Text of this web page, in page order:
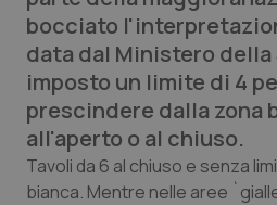
Abruzzo
Basilicata
Calabria
Campania
QS Pro Gold
Artrite & artrosi
Asma & BPCO
Car-T
QS Club Newsletter
bocciato
data dal Ministero della
imposto un limite di 4
prescindere dalla zona
all'aperto o al chiuso.
Tavoli da 6 al chiuso e senza
bianca. Mentre nelle aree